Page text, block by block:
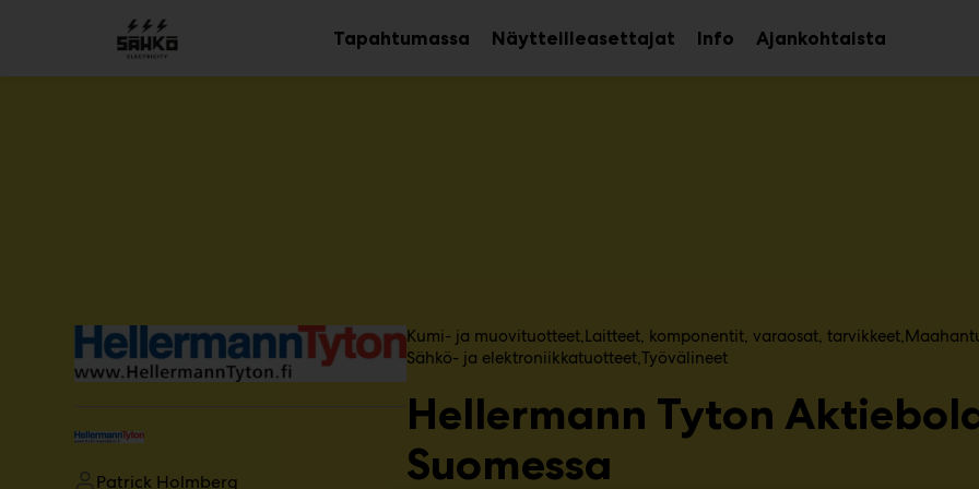
Main
TapahtumassaAvaa
alavalikko
Näytteilleasettajat InfoAvaa
alavalikko
Ajankohtaista
Patrick Holmberg
T
u
o
t
y
Kumi- ja muovituotteet Laitteet, komponentit, varaosat, tarvikkeet
Sähkö- ja elektroniikkatuotteet Työvälineet
Hellermann Tyton
Suomessa